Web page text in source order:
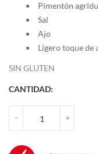
Pimentón
Sal
Ajo
Ligero toque de
SIN GLUTEN
CANTIDAD:
- +